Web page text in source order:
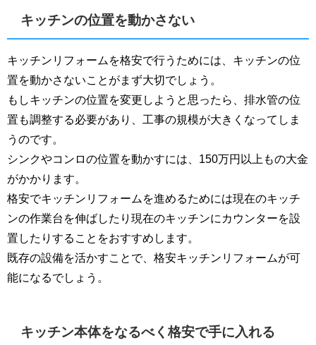
キッチンの位置を動かさない
キッチンリフォームを格安で行うためには、キッチンの位
置を動かさないことがまず大切でしょう。
もしキッチンの位置を変更しようと思ったら、排水管の位
置も調整する必要があり、工事の規模が大きくなってしま
うのです。
シンクやコンロの位置を動かすには、150万円以上もの大金
がかかります。
格安でキッチンリフォームを進めるためには現在のキッチ
ンの作業台を伸ばしたり現在のキッチンにカウンターを設
置したりすることをおすすめします。
既存の設備を活かすことで、格安キッチンリフォームが可
能になるでしょう。
キッチン本体をなるべく格安で手に入れる